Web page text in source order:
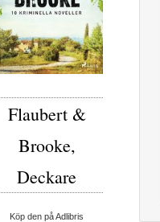
Flaubert &
Brooke,
Deckare
Köp den på Adlibris